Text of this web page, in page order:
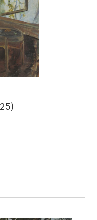
)